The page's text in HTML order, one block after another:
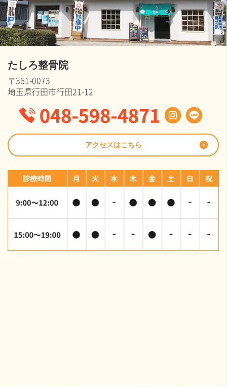
たしろ整骨院
〒361-0073
埼玉県行田市行田21-12
アクセスはこちら